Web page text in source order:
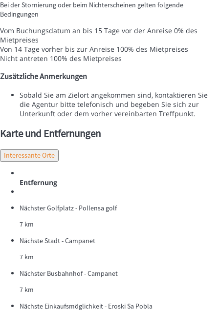
Bei der Stornierung oder beim Nichterscheinen gelten folgende
Bedingungen
Vom Buchungsdatum an bis 15 Tage vor der Anreise 0% des
Mietpreises
Von 14 Tage vorher bis zur Anreise 100% des Mietpreises
Nicht antreten 100% des Mietpreises
Zusätzliche Anmerkungen
Sobald Sie am Zielort angekommen sind, kontaktieren Sie
die Agentur bitte telefonisch und begeben Sie sich zur
Unterkunft oder dem vorher vereinbarten Treffpunkt.
Karte und Entfernungen
Interessante Orte
Entfernung
Nächster Golfplatz - Pollensa golf
7 km
Nächste Stadt - Campanet
7 km
Nächster Busbahnhof - Campanet
7 km
Nächste Einkaufsmöglichkeit - Eroski Sa Pobla